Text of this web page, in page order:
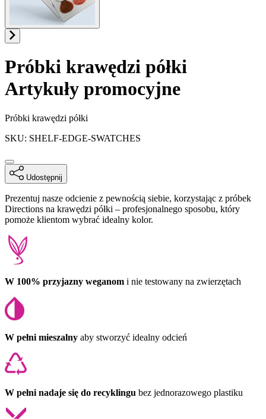
Próbki krawędzi półki
Artykuły promocyjne
Informacje o produkcie
Próbki krawędzi półki
SKU: SHELF-EDGE-SWATCHES
Udostępnij
Description
Prezentuj nasze odcienie z pewnością siebie, korzystając z próbek
Directions na krawędzi półki – profesjonalnego sposobu, który
pomoże klientom wybrać idealny kolor.
W 100% przyjazny weganom i nie testowany na zwierzętach
W pełni mieszalny aby stworzyć idealny odcień
W pełni nadaje się do recyklingu bez jednorazowego plastiku